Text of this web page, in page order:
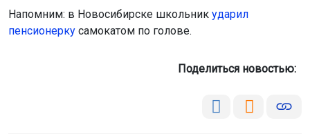
Напомним: в Новосибирске школьник ударил
пенсионерку самокатом по голове.
Поделиться новостью: